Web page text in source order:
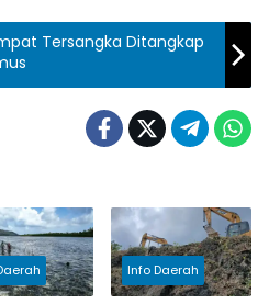
Tersangka Ditangkap
Info Daerah